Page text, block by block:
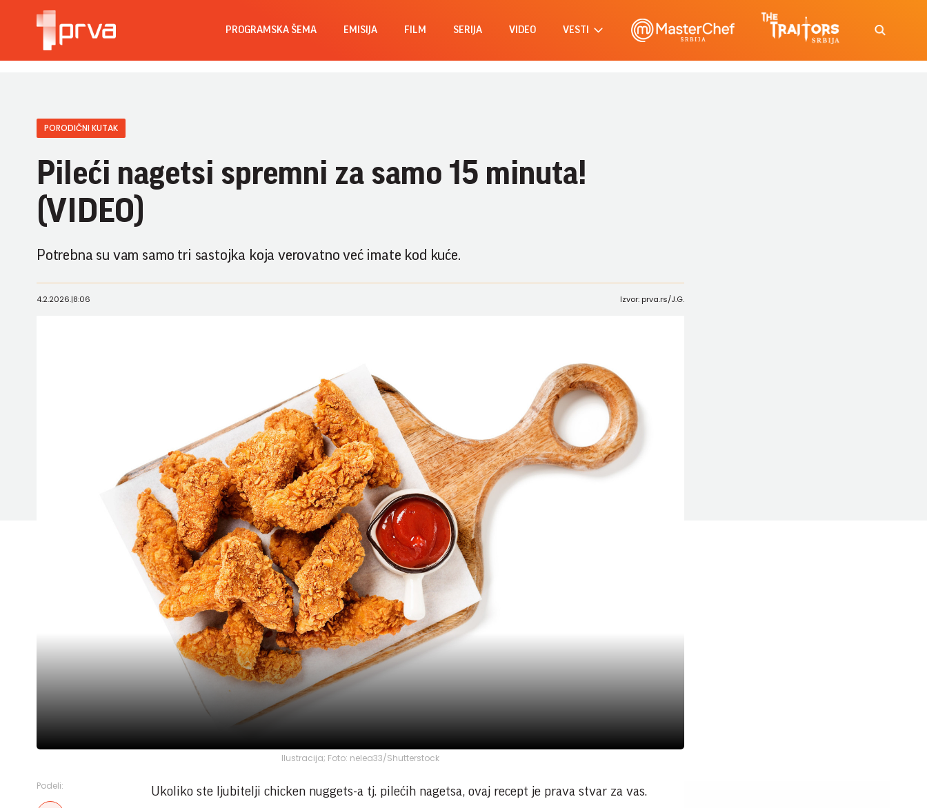
PROGRAMSKA ŠEMA EMISIJA FILM SERIJA VIDEO VESTI
PORODIČNI KUTAK
Pileći nagetsi spremni za samo 15 minuta!
(VIDEO)
Potrebna su vam samo tri sastojka koja verovatno već imate kod kuće.
Ilustracija; Foto: nelea33/Shutterstock
4.2.2026.|8:06 Izvor: prva.rs/J.G.
Podeli: Ukoliko ste ljubitelji chicken nuggets-a tj. pilećih nagetsa, ovaj recept je prava stvar za vas.